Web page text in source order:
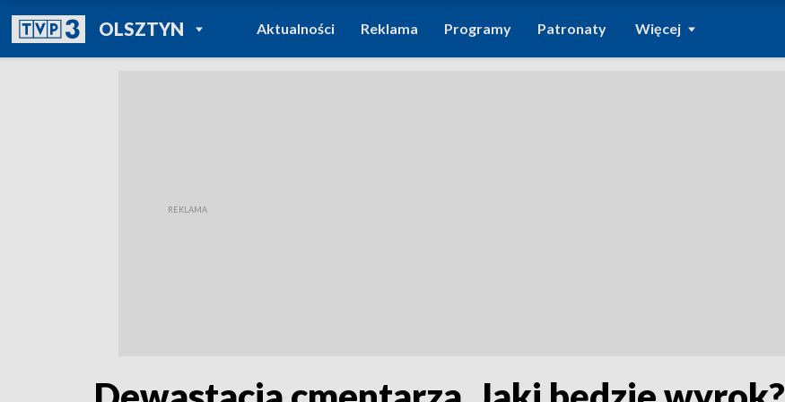
OLSZTYNPOWRÓT DO
TVP REGIONY
Aktualności Reklama Programy Patronaty Więcej